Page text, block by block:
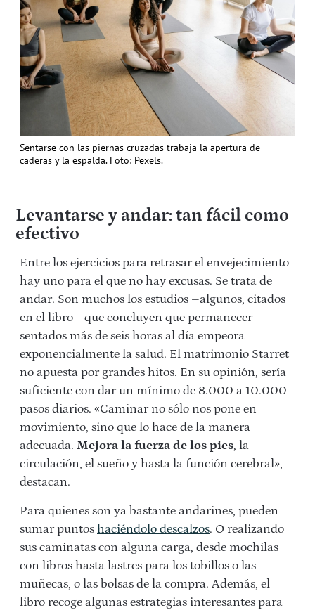
Sentarse con las piernas cruzadas trabaja la apertura de
caderas y la espalda. Foto: Pexels.
Levantarse y andar: tan fácil como
efectivo
Entre los ejercicios para retrasar el envejecimiento
hay uno para el que no hay excusas. Se trata de
andar. Son muchos los estudios –algunos, citados
en el libro– que concluyen que permanecer
sentados más de seis horas al día empeora
exponencialmente la salud. El matrimonio Starret
no apuesta por grandes hitos. En su opinión, sería
suficiente con dar un mínimo de 8.000 a 10.000
pasos diarios. «Caminar no sólo nos pone en
movimiento, sino que lo hace de la manera
adecuada. Mejora la fuerza de los pies, la
circulación, el sueño y hasta la función cerebral»,
destacan.
Para quienes son ya bastante andarines, pueden
sumar puntos haciéndolo descalzos. O realizando
sus caminatas con alguna carga, desde mochilas
con libros hasta lastres para los tobillos o las
muñecas, o las bolsas de la compra. Además, el
libro recoge algunas estrategias interesantes para